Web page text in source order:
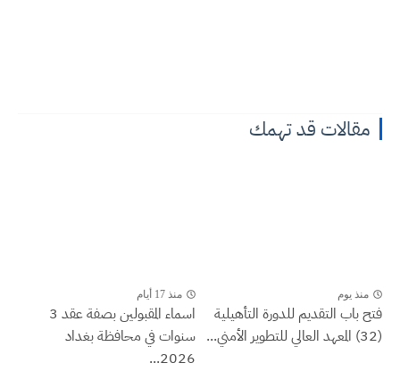
مقالات قد تهمك
منذ يوم
فتح باب التقديم للدورة التأهيلية
(32) المعهد العالي للتطوير الأمني...
منذ 17 أيام
اسماء المقبولين بصفة عقد 3
سنوات في محافظة بغداد
2026...